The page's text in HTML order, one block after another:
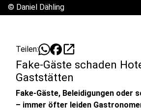
© Daniel Dähling
Teilen: open_in_new
Fake-Gäste schaden
Gaststätten
Fake-Gäste, Beleidigungen oder
– immer öfter leiden